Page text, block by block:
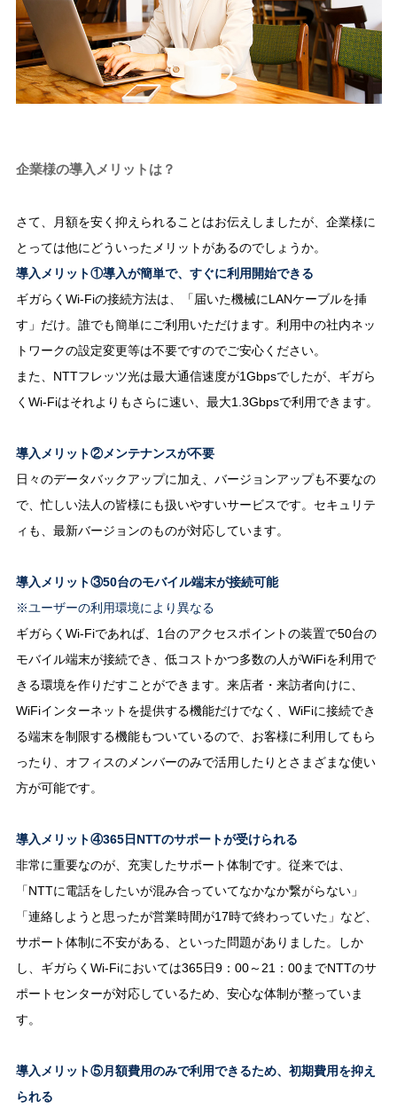
企業様の導入メリットは？
さて、月額を安く抑えられることはお伝えしましたが、企業様に
とっては他にどういったメリットがあるのでしょうか。
導入メリット①導入が簡単で、すぐに利用開始できる
ギガらくWi-Fiの接続方法は、「届いた機械にLANケーブルを挿
す」だけ。誰でも簡単にご利用いただけます。利用中の社内ネッ
トワークの設定変更等は不要ですのでご安心ください。
また、NTTフレッツ光は最大通信速度が1Gbpsでしたが、ギガら
くWi-Fiはそれよりもさらに速い、最大1.3Gbpsで利用できます。
導入メリット②メンテナンスが不要
日々のデータバックアップに加え、バージョンアップも不要なの
で、忙しい法人の皆様にも扱いやすいサービスです。セキュリテ
ィも、最新バージョンのものが対応しています。
導入メリット③50台のモバイル端末が接続可能
※ユーザーの利用環境により異なる
ギガらくWi-Fiであれば、1台のアクセスポイントの装置で50台の
モバイル端末が接続でき、低コストかつ多数の人がWiFiを利用で
きる環境を作りだすことができます。来店者・来訪者向けに、
WiFiインターネットを提供する機能だけでなく、WiFiに接続でき
る端末を制限する機能もついているので、お客様に利用してもら
ったり、オフィスのメンバーのみで活用したりとさまざまな使い
方が可能です。
導入メリット④365日NTTのサポートが受けられる
非常に重要なのが、充実したサポート体制です。従来では、
「NTTに電話をしたいが混み合っていてなかなか繋がらない」
「連絡しようと思ったが営業時間が17時で終わっていた」など、
サポート体制に不安がある、といった問題がありました。しか
し、ギガらくWi-Fiにおいては365日9：00～21：00までNTTのサ
ポートセンターが対応しているため、安心な体制が整っていま
す。
導入メリット⑤月額費用のみで利用できるため、初期費用を抑え
られる